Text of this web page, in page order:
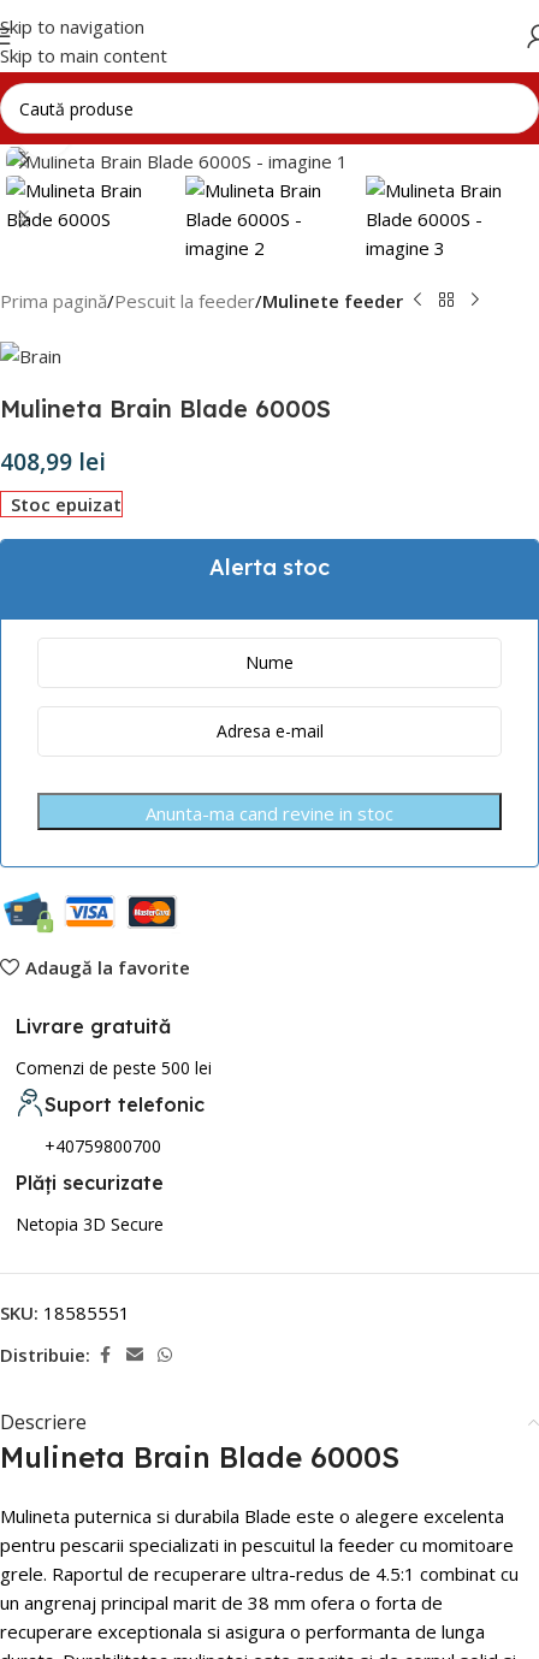
Skip to navigation
Skip to main content
Click to enlarge
Prima pagină Pescuit la feeder Mulinete feeder
Mulineta Brain Blade 6000S
408,99 lei
Stoc epuizat
Alerta stoc
Anunta-ma cand revine in stoc
Adaugă la favorite
Livrare gratuită
Comenzi de peste 500 lei
Suport telefonic
+40759800700
Plăți securizate
Netopia 3D Secure
SKU: 18585551
Distribuie:
Descriere
Mulineta Brain Blade 6000S
Mulineta puternica si durabila Blade este o alegere excelenta
pentru pescarii specializati in pescuitul la feeder cu momitoare
grele. Raportul de recuperare ultra-redus de 4.5:1 combinat cu
un angrenaj principal marit de 38 mm ofera o forta de
recuperare exceptionala si asigura o performanta de lunga